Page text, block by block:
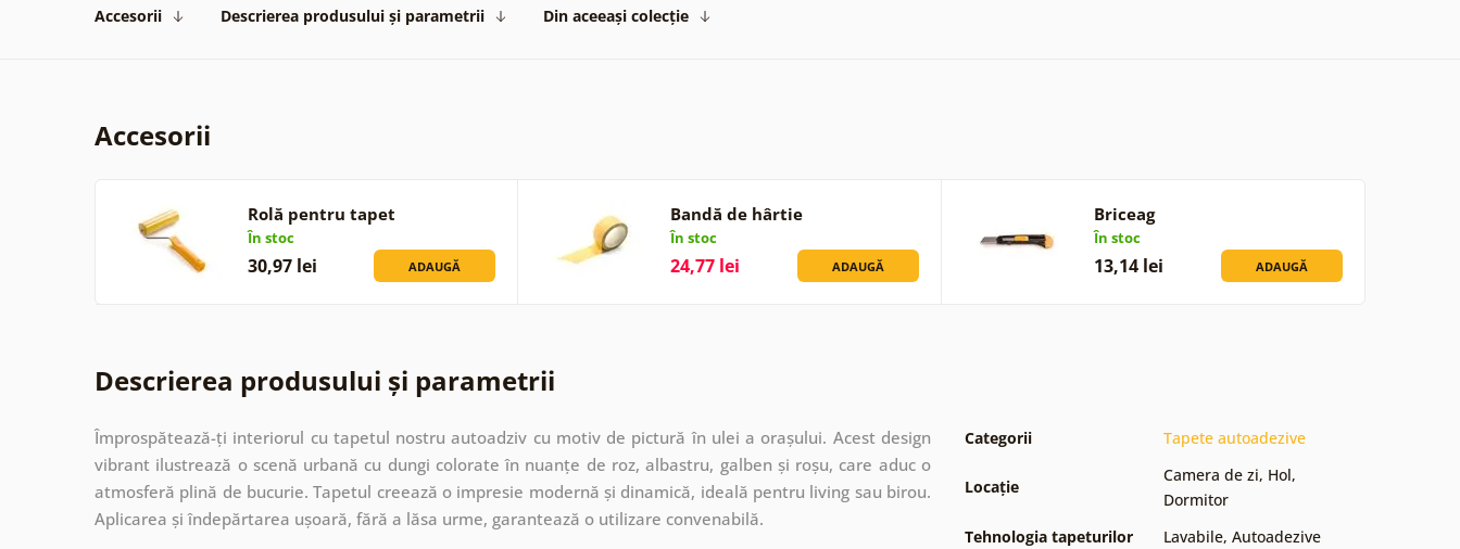
Accesorii Descrierea produsului și parametrii Din aceeași colecție
Accesorii
Rolă pentru tapet
În stoc
30,97 lei ADAUGĂ
Bandă de hârtie
În stoc
24,77 lei ADAUGĂ
Briceag
În stoc
13,14 lei ADAUGĂ
Descrierea produsului și parametrii
Împrospătează-ți interiorul cu tapetul nostru autoadziv cu motiv de pictură în ulei a orașului. Acest design
vibrant ilustrează o scenă urbană cu dungi colorate în nuanțe de roz, albastru, galben și roșu, care aduc o
atmosferă plină de bucurie. Tapetul creează o impresie modernă și dinamică, ideală pentru living sau birou.
Aplicarea și îndepărtarea ușoară, fără a lăsa urme, garantează o utilizare convenabilă.
Categorii Tapete autoadezive
Locație
Camera de zi, Hol,
Dormitor
Tehnologia tapeturilor
Lavabile, Autoadezive